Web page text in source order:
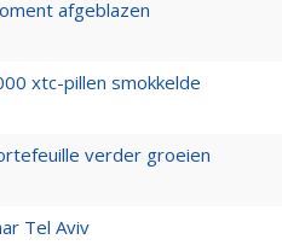
afgeblazen
xtc-pillen smokkelde
verder groeien
Tel Aviv